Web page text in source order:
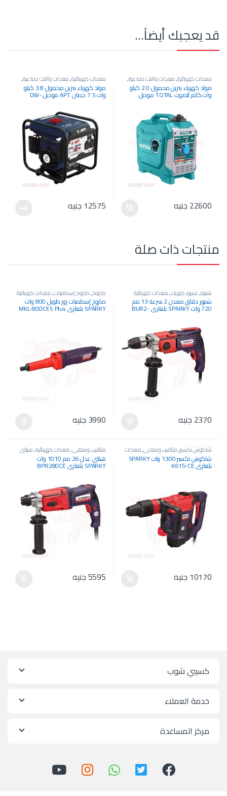
قد يعجبك أيضاً…
معدات كهربائية,معدات وآلات صناعية,
مولد كهرباء مولد كهرباء بنزين محمول 2.0 كيلو
وات كاتم للصوت TOTAL موديل
TP523006
22600 جنيه
معدات كهربائية,معدات وآلات صناعية,
مولد كهرباء مولد كهرباء بنزين محمول 3.8 كيلو
وات 7.5 حصان APT موديل DW-
Gi4600
12575 جنيه
منتجات ذات صلة
شنيور,شنيور كهرباء,معدات كهربائية
شنيور دقاق معدن 2 سرعة 13 مم
720 وات SPARKY بلغاري BUR2-
160E
2370 جنيه
صاروخ,صاروخ إسطمبات,معدات كهربائية
صاروخ إسطمبات زور طويل 800 وات
SPARKY بلغاري MKL-800CES Plus
3990 جنيه
شاكوش تكسير,مثاقيب وهلاتي,معدات
كهربائية,معدات وآلات صناعيةشاكوش تكسير 1300 وات SPARKY
بلغاري K615-CE
10170 جنيه
مثاقيب وهلاتي,معدات كهربائية,هيلتي
عدل هيلتي عدل 26 مم 1010 وات
SPARKY بلغاري BPR280CE
5595جنيه
كسيبي شوب
خدمة العملاء
مركز المساعدة